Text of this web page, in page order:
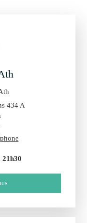
434 A
21h30